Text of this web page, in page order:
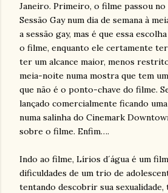
Janeiro. Primeiro, o filme passou no
Sessão Gay num dia de semana à
a sessão gay, mas é que essa
o filme, enquanto ele certamente
ter um alcance maior, menos
meia-noite numa mostra que tem
que não é o ponto-chave do filme.
lançado comercialmente ficando
numa salinha do Cinemark
sobre o filme. Enfim….
Indo ao filme, Lírios d´água é um
dificuldades de um trio de
tentando descobrir sua